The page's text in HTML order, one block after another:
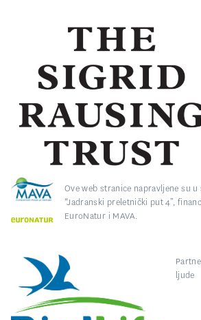
Ove web stranice napravljene su
“Jadranski preletnički put 4”,
EuroNatur i MAVA.
ljude